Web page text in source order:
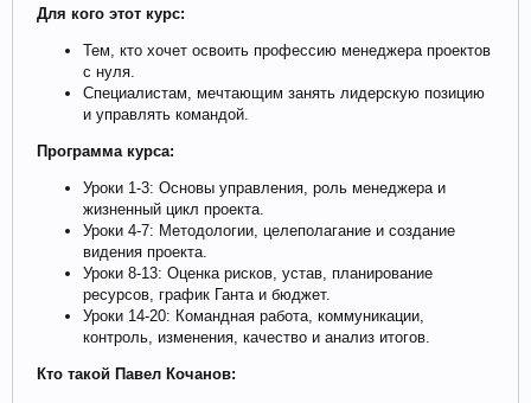
Для кого этот курс:
Тем, кто хочет освоить профессию менеджера проектов
с нуля.
Специалистам, мечтающим занять лидерскую позицию
и управлять командой.
Программа курса:
Уроки 1-3: Основы управления, роль менеджера и
жизненный цикл проекта.
Уроки 4-7: Методологии, целеполагание и создание
видения проекта.
Уроки 8-13: Оценка рисков, устав, планирование
ресурсов, график Ганта и бюджет.
Уроки 14-20: Командная работа, коммуникации,
контроль, изменения, качество и анализ итогов.
Кто такой Павел Кочанов: